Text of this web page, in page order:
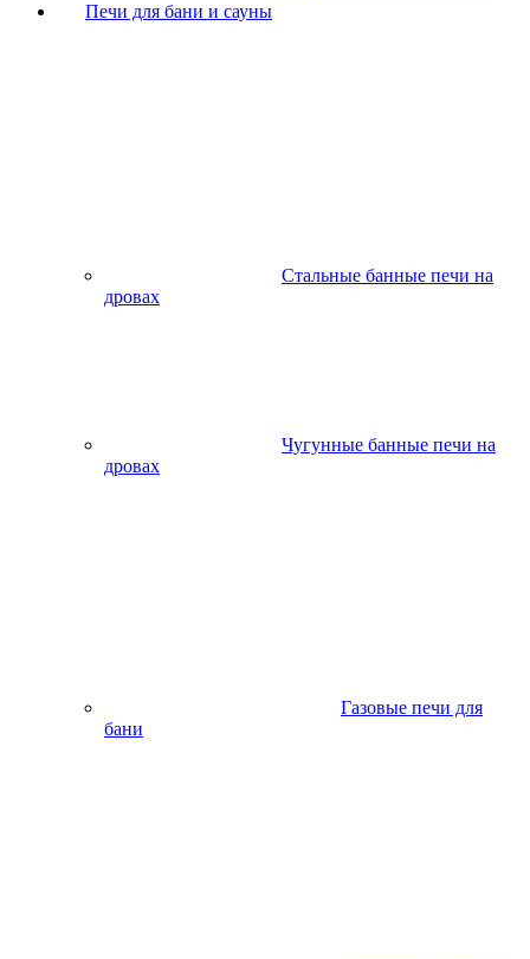
Печи для бани и сауны
Стальные банные печи на
дровах
Чугунные банные печи на
дровах
Газовые печи для
бани